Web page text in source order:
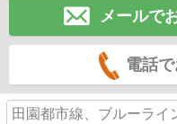
メールで
電話
田園都市線、ブルーライ